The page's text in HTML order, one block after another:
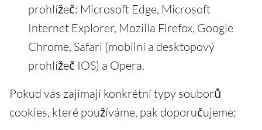
prohlížeč: Microsoft Edge, Microsoft
Internet Explorer, Mozilla Firefox, Google
Chrome, Safari (mobilní a desktopový
prohlížeč IOS) a Opera.
Pokud vás zajímají konkrétní typy souborů
cookies, které používáme, pak doporučujeme: